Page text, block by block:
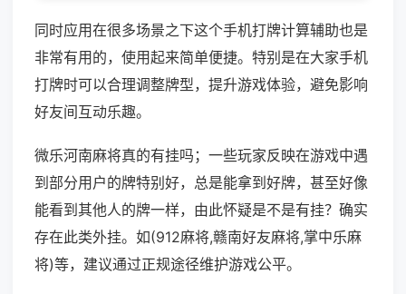
同时应用在很多场景之下这个手机打牌计算辅助也是
非常有用的，使用起来简单便捷。特别是在大家手机
打牌时可以合理调整牌型，提升游戏体验，避免影响
好友间互动乐趣。
微乐河南麻将真的有挂吗；一些玩家反映在游戏中遇
到部分用户的牌特别好，总是能拿到好牌，甚至好像
能看到其他人的牌一样，由此怀疑是不是有挂？确实
存在此类外挂。如(912麻将,赣南好友麻将,掌中乐麻
将)等，建议通过正规途径维护游戏公平。